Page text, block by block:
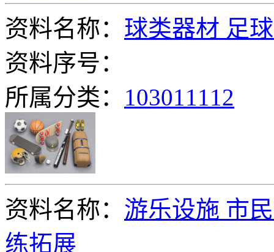
资料名称： 球类器材 足
资料序号：
所属分类： 103011112
资料名称： 游乐设施 市
练拓展